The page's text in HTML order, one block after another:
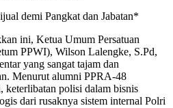
demi Pangkat dan Jabatan*
ini, Ketua Umum Persatuan
PPWI), Wilson Lalengke, S.Pd,
yang sangat tajam dan
Menurut alumni PPRA-48
keterlibatan polisi dalam bisnis
dari rusaknya sistem internal Polri